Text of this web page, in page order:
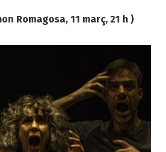
Romagosa, 11 març, 21 h )